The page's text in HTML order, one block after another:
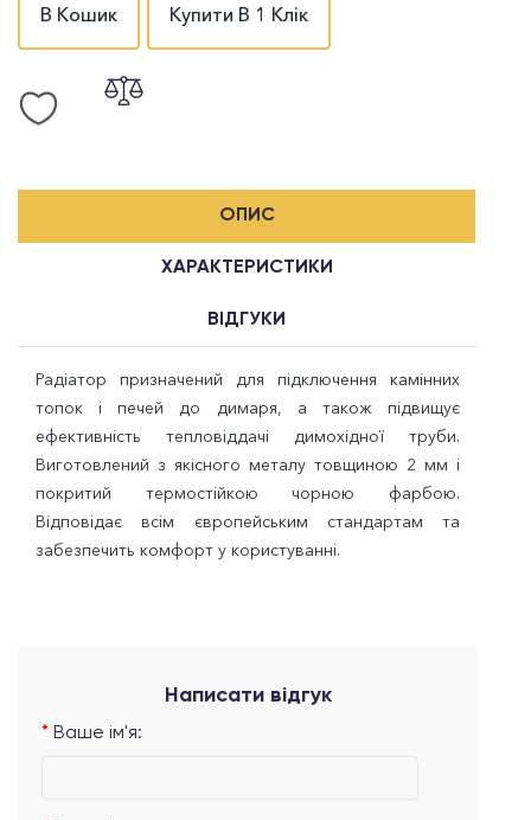
В Кошик Купити В 1 Клік
ОПИС
ХАРАКТЕРИСТИКИ
ВІДГУКИ
Радіатор призначений для підключення камінних
топок і печей до димаря, а також підвищує
ефективність тепловіддачі димохідної труби.
Виготовлений з якісного металу товщиною 2 мм і
покритий термостійкою чорною фарбою.
Відповідає всім європейським стандартам та
забезпечить комфорт у користуванні.
Написати відгук
Ваше ім'я: